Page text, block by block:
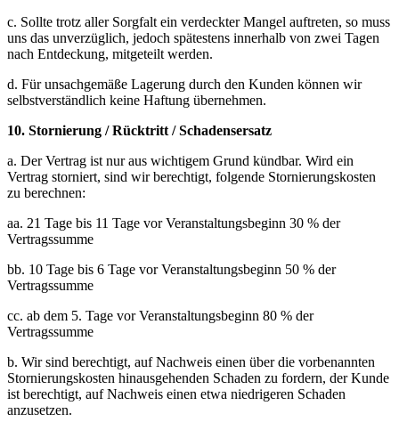
c. Sollte trotz aller Sorgfalt ein verdeckter Mangel auftreten, so muss
uns das unverzüglich, jedoch spätestens innerhalb von zwei Tagen
nach Entdeckung, mitgeteilt werden.
d. Für unsachgemäße Lagerung durch den Kunden können wir
selbstverständlich keine Haftung übernehmen.
10. Stornierung / Rücktritt / Schadensersatz
a. Der Vertrag ist nur aus wichtigem Grund kündbar. Wird ein
Vertrag storniert, sind wir berechtigt, folgende Stornierungskosten
zu berechnen:
aa. 21 Tage bis 11 Tage vor Veranstaltungsbeginn 30 % der
Vertragssumme
bb. 10 Tage bis 6 Tage vor Veranstaltungsbeginn 50 % der
Vertragssumme
cc. ab dem 5. Tage vor Veranstaltungsbeginn 80 % der
Vertragssumme
b. Wir sind berechtigt, auf Nachweis einen über die vorbenannten
Stornierungskosten hinausgehenden Schaden zu fordern, der Kunde
ist berechtigt, auf Nachweis einen etwa niedrigeren Schaden
anzusetzen.